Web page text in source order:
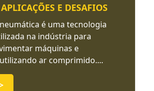
E DESAFIOS
é uma tecnologia
na indústria para
máquinas e
ar comprimido....